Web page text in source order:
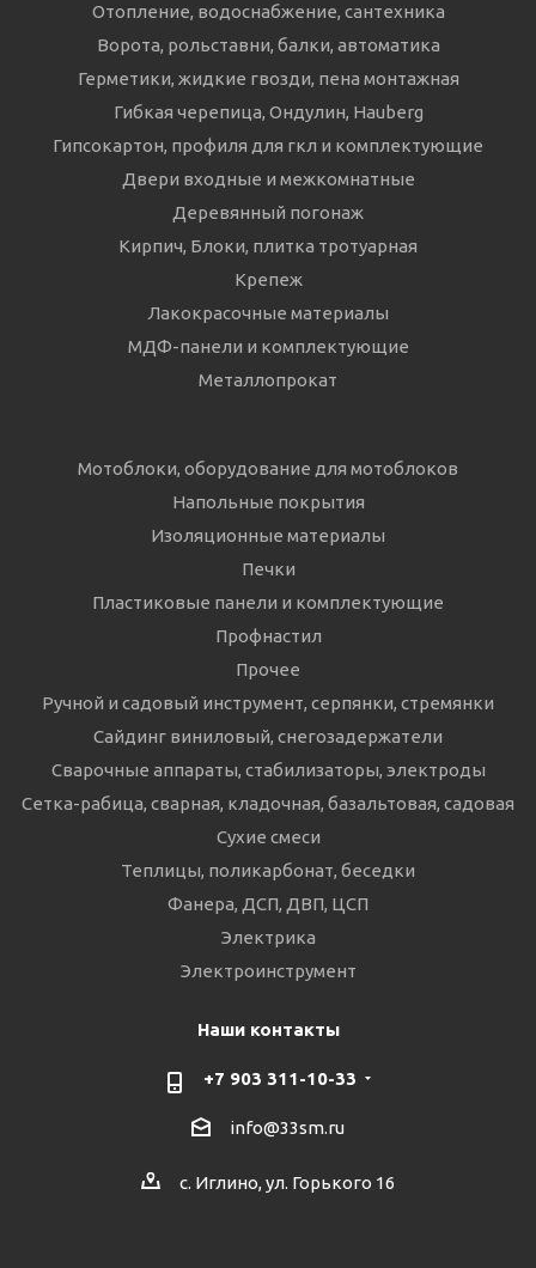
Отопление, водоснабжение, сантехника
Ворота, рольставни, балки, автоматика
Герметики, жидкие гвозди, пена монтажная
Гибкая черепица, Ондулин, Hauberg
Гипсокартон, профиля для гкл и комплектующие
Двери входные и межкомнатные
Деревянный погонаж
Кирпич, Блоки, плитка тротуарная
Крепеж
Лакокрасочные материалы
МДФ-панели и комплектующие
Металлопрокат
Мотоблоки, оборудование для мотоблоков
Напольные покрытия
Изоляционные материалы
Печки
Пластиковые панели и комплектующие
Профнастил
Прочее
Ручной и садовый инструмент, серпянки, стремянки
Сайдинг виниловый, снегозадержатели
Сварочные аппараты, стабилизаторы, электроды
Сетка-рабица, сварная, кладочная, базальтовая, садовая
Сухие смеси
Теплицы, поликарбонат, беседки
Фанера, ДСП, ДВП, ЦСП
Электрика
Электроинструмент
Наши контакты
+7 903 311-10-33
info@33sm.ru
с. Иглино, ул. Горького 16